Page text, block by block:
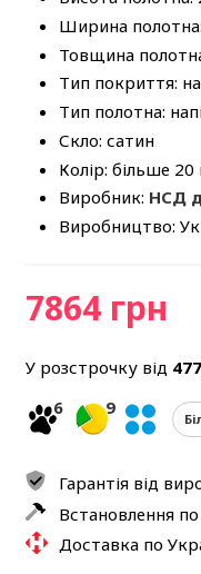
Ширина
Товщина
Тип покриття:
Тип полотна:
Скло: сатин
Колір: більше 20
Виробник: НСД
Виробництво:
7864 грн
У розстрочку від
6
9
Гарантія від
Встановлення
Доставка по